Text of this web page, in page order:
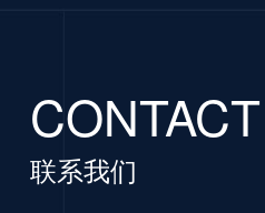
CONTACT
联系我们